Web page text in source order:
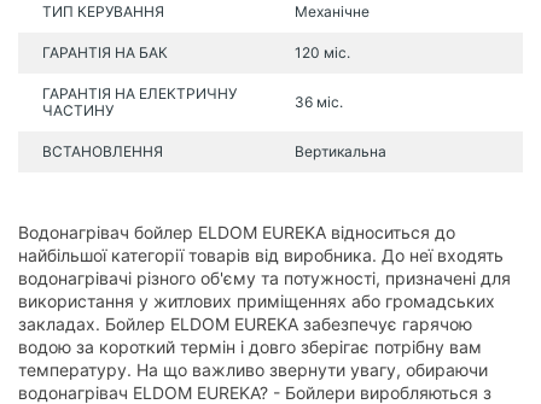
ТИП КЕРУВАННЯ Механічне
ГАРАНТІЯ НА БАК 120 міс.
ГАРАНТІЯ НА ЕЛЕКТРИЧНУ
ЧАСТИНУ
36 міс.
ВСТАНОВЛЕННЯ Вертикальна
Водонагрівач бойлер ELDOM EUREKA відноситься до
найбільшої категорії товарів від виробника. До неї входять
водонагрівачі різного об'єму та потужності, призначені для
використання у житлових приміщеннях або громадських
закладах. Бойлер ELDOM EUREKA забезпечує гарячою
водою за короткий термін і довго зберігає потрібну вам
температуру. На що важливо звернути увагу, обираючи
водонагрівач ELDOM EUREKA? - Бойлери виробляються з